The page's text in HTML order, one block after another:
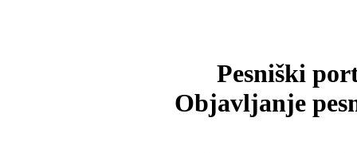
Pesniški
Objavljanje